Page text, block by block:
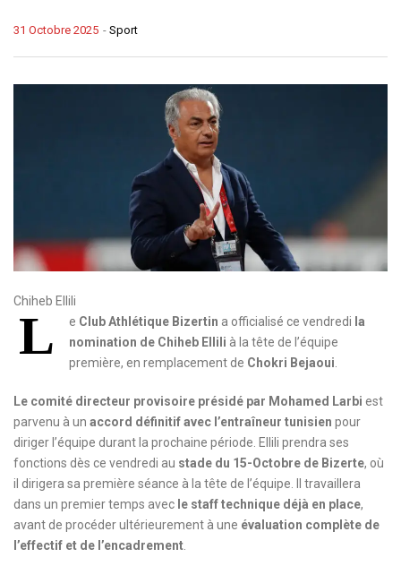
- Sport
31 Octobre 2025
Chiheb Ellili
L e Club Athlétique Bizertin a officialisé ce vendredi la
nomination de Chiheb Ellili à la tête de l’équipe
première, en remplacement de Chokri Bejaoui.
Le comité directeur provisoire présidé par Mohamed Larbi est
parvenu à un accord définitif avec l’entraîneur tunisien pour
diriger l’équipe durant la prochaine période. Ellili prendra ses
fonctions dès ce vendredi au stade du 15-Octobre de Bizerte, où
il dirigera sa première séance à la tête de l’équipe. Il travaillera
dans un premier temps avec le staff technique déjà en place,
avant de procéder ultérieurement à une évaluation complète de
l’effectif et de l’encadrement.